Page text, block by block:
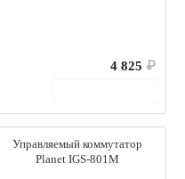
4 825 ₽
Управляемый коммутатор
Planet IGS-801M